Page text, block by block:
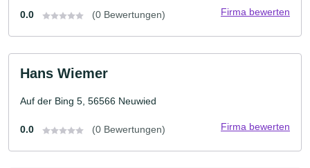
0.0 (0 Bewertungen) Firma bewerten
Hans Wiemer
Auf der Bing 5, 56566 Neuwied
0.0 (0 Bewertungen) Firma bewerten